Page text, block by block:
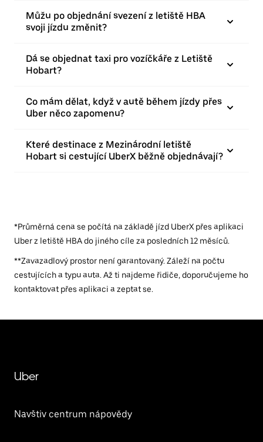
Můžu po objednání svezení z letiště HBA
svoji jízdu změnit?
Dá se objednat taxi pro vozíčkáře z Letiště
Hobart?
Co mám dělat, když v autě během jízdy přes
Uber něco zapomenu?
Které destinace z Mezinárodní letiště
Hobart si cestující UberX běžně objednávají?
*Průměrná cena se počítá na základě jízd UberX přes aplikaci
Uber z letiště HBA do jiného cíle za posledních 12 měsíců.
**Zavazadlový prostor není garantovaný. Záleží na počtu
cestujících a typu auta. Až ti najdeme řidiče, doporučujeme ho
kontaktovat přes aplikaci a zeptat se.
Uber
Navštiv centrum nápovědy